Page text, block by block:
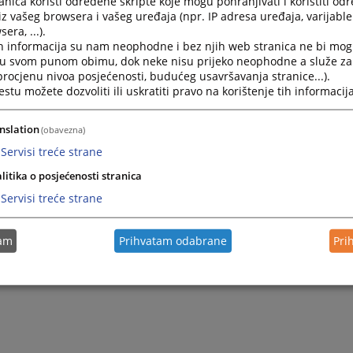
vašeg browsera i vašeg uređaja (npr. IP adresa uređaja,
...).
informacija su nam neophodne i bez njih web stranica ne bi
svom punom obimu, dok neke nisu prijeko neophodne a služe
nivoa posjećenosti, budućeg usavršavanja stranice...).
možete dozvoliti ili uskratiti pravo na korištenje tih
(obavezna)
Servisi treće strane
o posjećenosti stranica
Servisi treće strane
Prihvatam odabrane